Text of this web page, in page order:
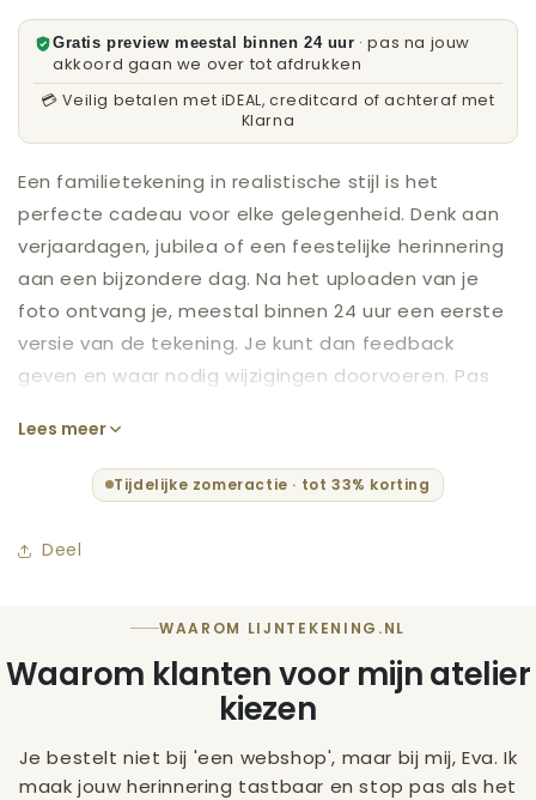
Gratis preview meestal binnen 24 uur · pas na jouw
akkoord gaan we over tot afdrukken
💳 Veilig betalen met iDEAL, creditcard of achteraf met
Klarna
Een familietekening in realistische stijl is het
perfecte cadeau voor elke gelegenheid. Denk aan
verjaardagen, jubilea of een feestelijke herinnering
aan een bijzondere dag. Na het uploaden van je
foto ontvang je, meestal binnen 24 uur een eerste
versie van de tekening. Je kunt dan feedback
geven en waar nodig wijzigingen doorvoeren. Pas
gedrukt op hoogwaardig papier, zodat elk detail
perfect tot zijn recht komt. Bestel vandaag nog
jouw tekening en betaal later met Klarna.
Lees meer
Tijdelijke zomeractie · tot 33% korting
Deel
WAAROM LIJNTEKENING.NL
Waarom klanten voor mijn atelier
kiezen
Je bestelt niet bij 'een webshop', maar bij mij, Eva. Ik
maak jouw herinnering tastbaar en stop pas als het